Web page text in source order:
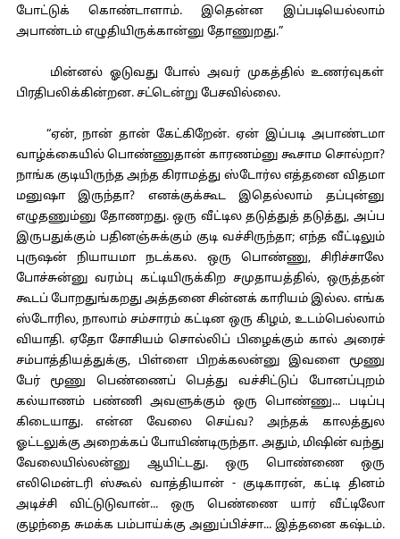
போட்டுக் கொண்டாளாம். இதென்ன இப்படியெல்லாம்
அபாண்டம் எழுதியிருக்கான்னு தோணுறது.”
மின்னல் ஓடுவது போல் அவர் முகத்தில் உணர்வுகள்
பிரதிபலிக்கின்றன. சட்டென்று பேசவில்லை.
“ஏன், நான் தான் கேட்கிறேன். ஏன் இப்படி அபாண்டமா
வாழ்க்கையில் பொண்ணுதான் காரணம்னு கூசாம சொல்றா?
நாங்க குடியிருந்த அந்த கிராமத்து ஸ்டோர்ல எத்தனை விதமா
மனுஷா இருந்தா? எனக்குக்கூட இதெல்லாம் தப்புன்னு
எழுதணும்னு தோணறது. ஒரு வீட்டில தடுத்துத் தடுத்து, அப்ப
இருபதுக்கும் பதினஞ்சுக்கும் குடி வச்சிருந்தா; எந்த வீட்டிலும்
புருஷன் நியாயமா நடக்கல. ஒரு பொண்ணு, சிரிச்சாலே
போச்சுன்னு வரம்பு கட்டியிருக்கிற சமுதாயத்தில், ஒருத்தன்
கூடப் போறதுங்கறது அத்தனை சின்னக் காரியம் இல்ல. எங்க
ஸ்டோரில, நாலாம் சம்சாரம் கட்டின ஒரு கிழம், உடம்பெல்லாம்
வியாதி. ஏதோ சோசியம் சொல்லிப் பிழைக்கும் கால் அரைச்
சம்பாத்தியத்துக்கு, பிள்ளை பிறக்கலன்னு இவளை மூணு
பேர் மூணு பெண்ணைப் பெத்து வச்சிட்டுப் போனப்புறம்
கல்யாணம் பண்ணி அவளுக்கும் ஒரு பொண்ணு... படிப்பு
கிடையாது. என்ன வேலை செய்வ? அந்தக் காலத்துல
ஓட்டலுக்கு அறைக்கப் போயிண்டிருந்தா. அதும், மிஷின் வந்து
வேலையில்லன்னு ஆயிட்டது. ஒரு பொண்ணை ஒரு
எலிமென்டரி ஸ்கூல் வாத்தியான் - குடிகாரன், கட்டி தினம்
அடிச்சி விட்டுடுவான்... ஒரு பெண்ணை யார் வீட்டிலோ
குழந்தை சுமக்க பம்பாய்க்கு அனுப்பிச்சா... இத்தனை கஷ்டம்.